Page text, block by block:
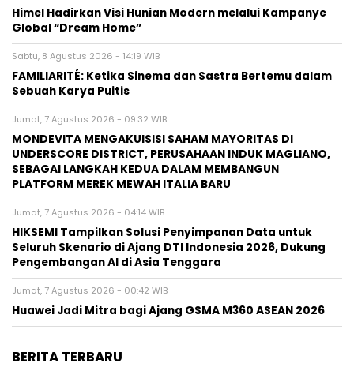
Himel Hadirkan Visi Hunian Modern melalui Kampanye
Global “Dream Home”
Sabtu, 8 Agustus 2026 - 14:19 WIB
FAMILIARITÉ: Ketika Sinema dan Sastra Bertemu dalam
Sebuah Karya Puitis
Jumat, 7 Agustus 2026 - 09:32 WIB
MONDEVITA MENGAKUISISI SAHAM MAYORITAS DI
UNDERSCORE DISTRICT, PERUSAHAAN INDUK MAGLIANO,
SEBAGAI LANGKAH KEDUA DALAM MEMBANGUN
PLATFORM MEREK MEWAH ITALIA BARU
Jumat, 7 Agustus 2026 - 04:14 WIB
HIKSEMI Tampilkan Solusi Penyimpanan Data untuk
Seluruh Skenario di Ajang DTI Indonesia 2026, Dukung
Pengembangan AI di Asia Tenggara
Jumat, 7 Agustus 2026 - 00:42 WIB
Huawei Jadi Mitra bagi Ajang GSMA M360 ASEAN 2026
BERITA TERBARU